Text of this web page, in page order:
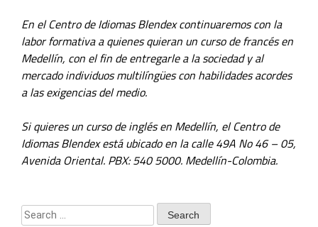
En el Centro de Idiomas Blendex continuaremos con la
labor formativa a quienes quieran un curso de francés en
Medellín, con el fin de entregarle a la sociedad y al
mercado individuos multilíngües con habilidades acordes
a las exigencias del medio.
Si quieres un curso de inglés en Medellín, el Centro de
Idiomas Blendex está ubicado en la calle 49A No 46 – 05,
Avenida Oriental. PBX: 540 5000. Medellín-Colombia.